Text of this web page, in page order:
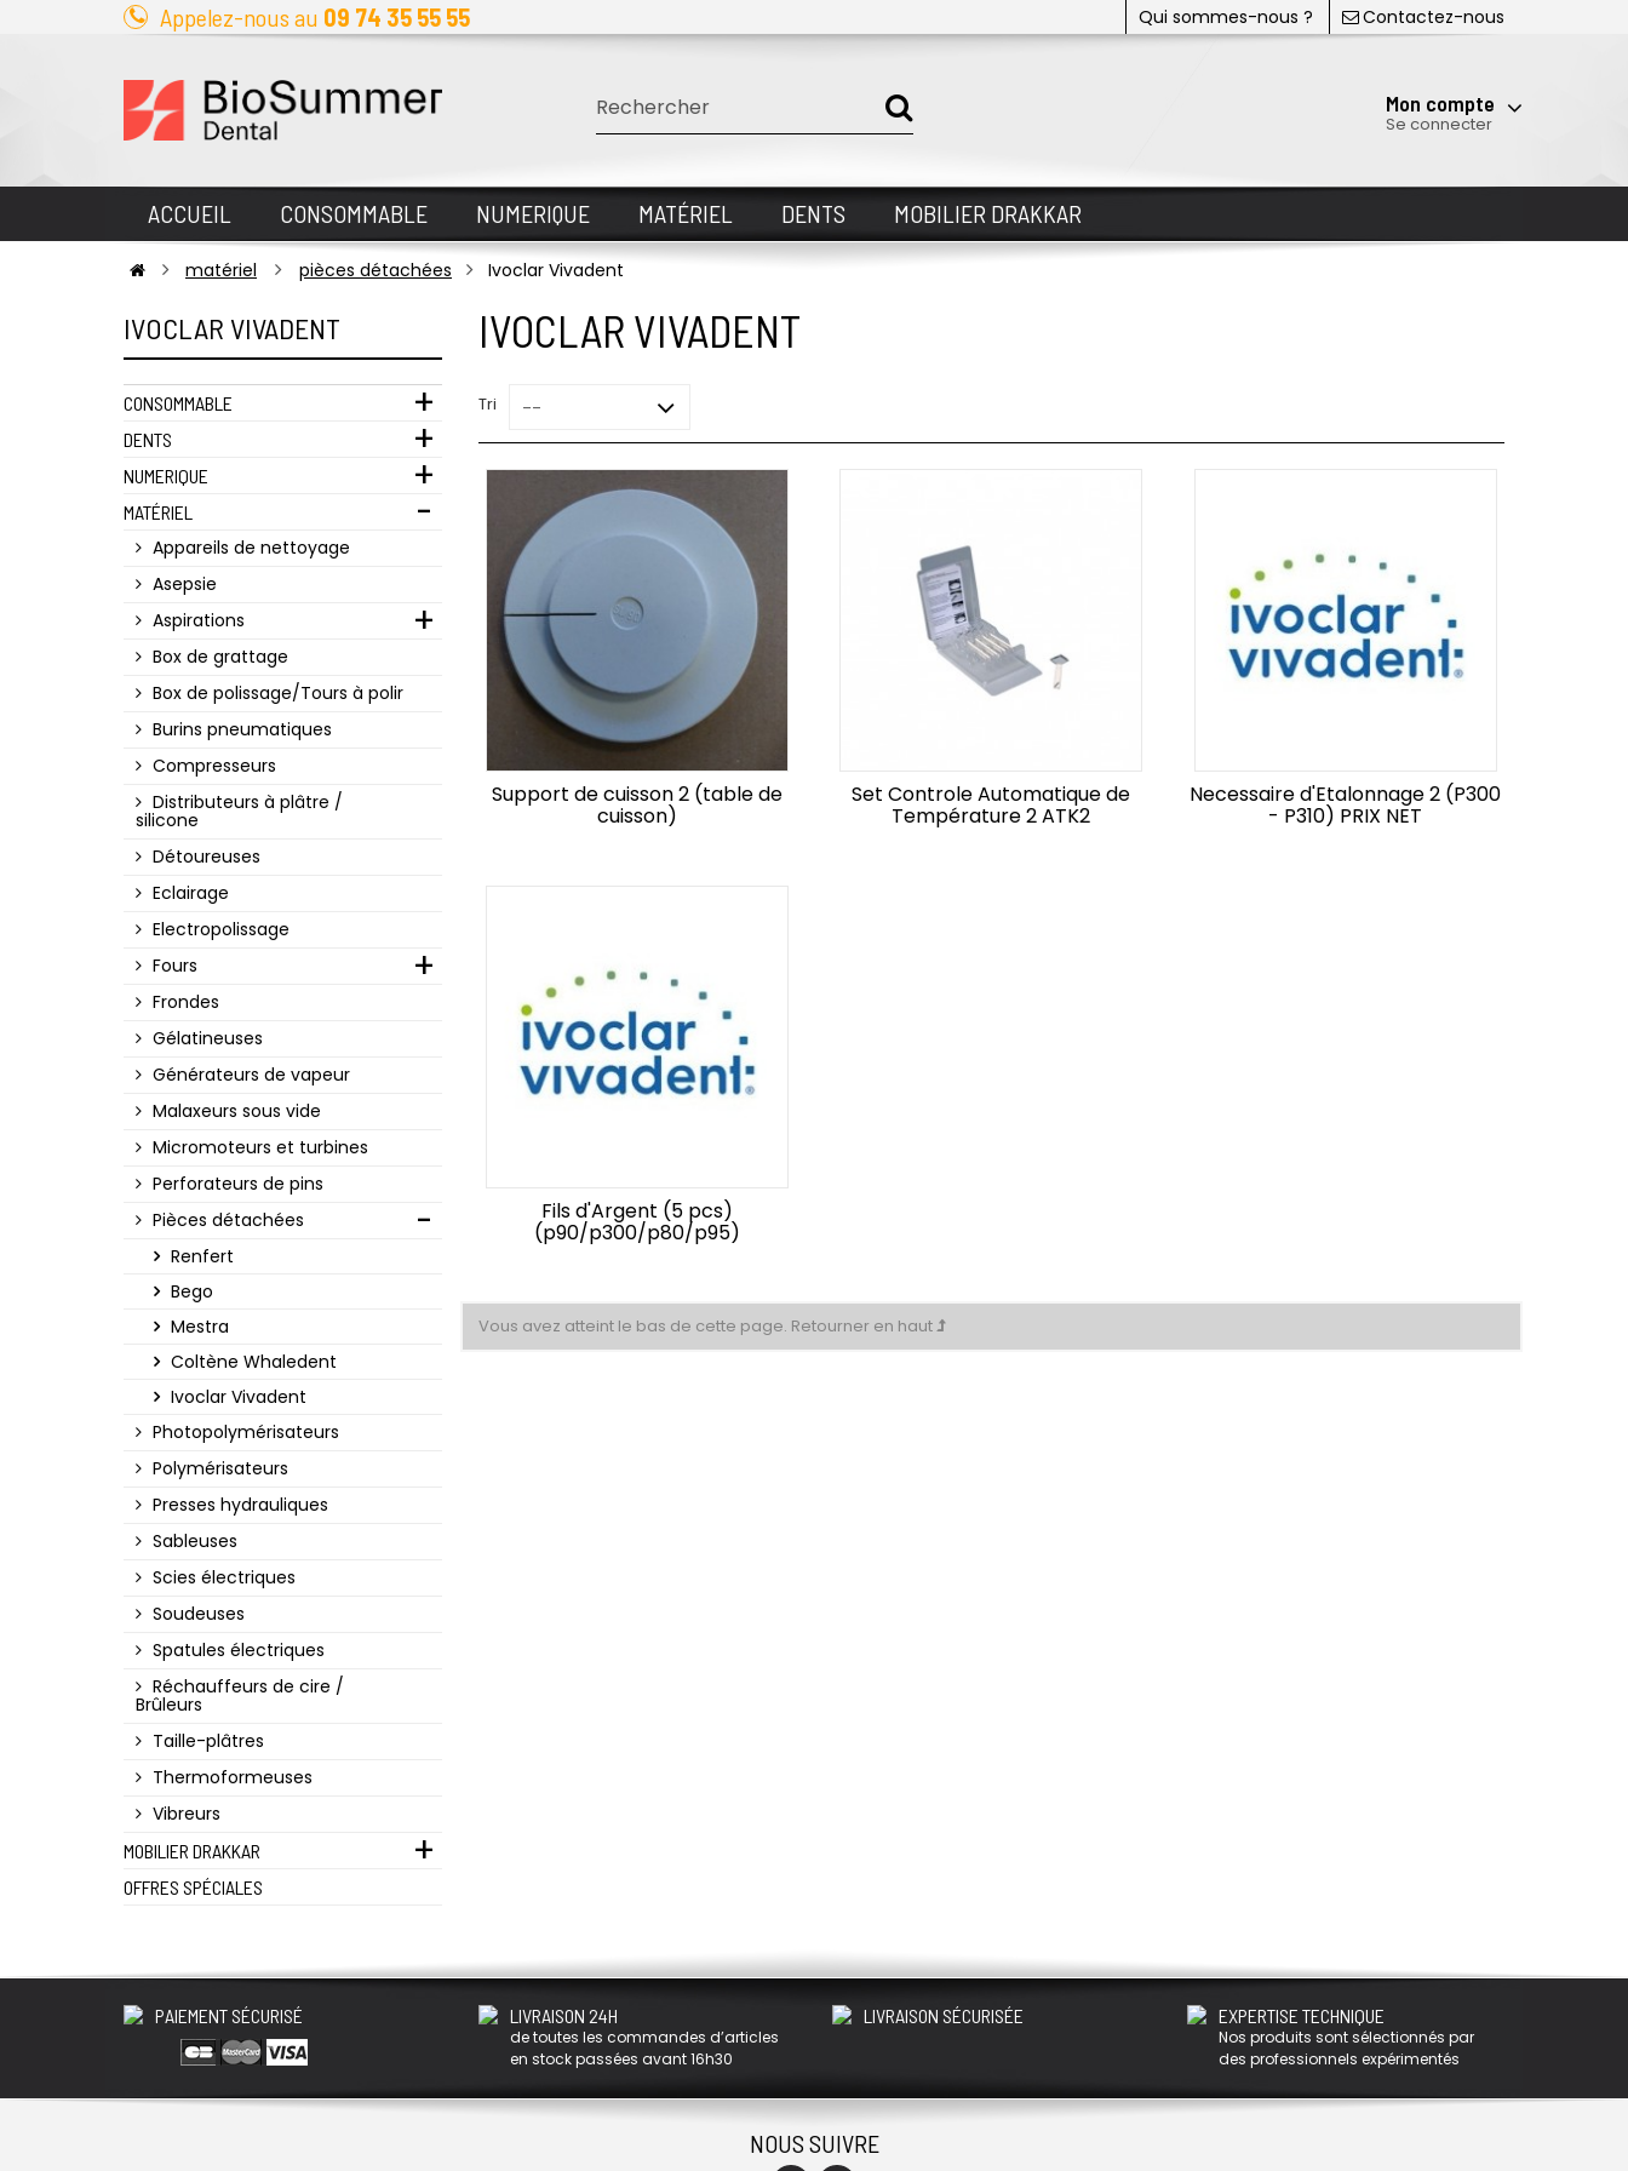
Qui sommes-nous ? Contactez-nous
Appelez-nous au 09 74 35 55 55
Mon compte
Se connecter
ACCUEIL CONSOMMABLE NUMERIQUE MATÉRIEL DENTS MOBILIER DRAKKAR
matériel pièces détachées Ivoclar Vivadent
IVOCLAR VIVADENT
CONSOMMABLE
DENTS
NUMERIQUE
MATÉRIEL
Appareils de nettoyage
Asepsie
Aspirations
Box de grattage
Box de polissage/Tours à polir
Burins pneumatiques
Compresseurs
Distributeurs à plâtre /
silicone
Détoureuses
Eclairage
Electropolissage
Fours
Frondes
Gélatineuses
Générateurs de vapeur
Malaxeurs sous vide
Micromoteurs et turbines
Perforateurs de pins
Pièces détachées
Renfert
Bego
Mestra
Coltène Whaledent
Ivoclar Vivadent
Photopolymérisateurs
Polymérisateurs
Presses hydrauliques
Sableuses
Scies électriques
Soudeuses
Spatules électriques
Réchauffeurs de cire /
Brûleurs
Taille-plâtres
Thermoformeuses
Vibreurs
MOBILIER DRAKKAR
OFFRES SPÉCIALES
IVOCLAR VIVADENT
Tri --
Support de cuisson 2 (table de
cuisson)
Set Controle Automatique de
Température 2 ATK2
Necessaire d'Etalonnage 2 (P300
- P310) PRIX NET
Fils d'Argent (5 pcs)
(p90/p300/p80/p95)
Vous avez atteint le bas de cette page. Retourner en haut
PAIEMENT SÉCURISÉ LIVRAISON 24H
de toutes les commandes d’articles
en stock passées avant 16h30
LIVRAISON SÉCURISÉE EXPERTISE TECHNIQUE
Nos produits sont sélectionnés par
des professionnels expérimentés
NOUS SUIVRE